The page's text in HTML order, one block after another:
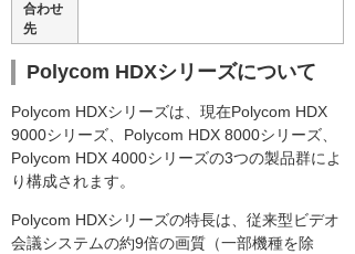
合わせ
先
Polycom HDXシリーズについて
Polycom HDXシリーズは、現在Polycom HDX
9000シリーズ、Polycom HDX 8000シリーズ、
Polycom HDX 4000シリーズの3つの製品群によ
り構成されます。
Polycom HDXシリーズの特長は、従来型ビデオ
会議システムの約9倍の画質（一部機種を除